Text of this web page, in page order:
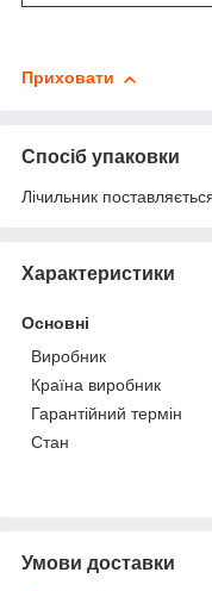
Приховати
Спосіб упаковки
Лічильник
Характеристики
Основні
Виробник
Країна виробник
Гарантійний термін
Стан
Умови доставки